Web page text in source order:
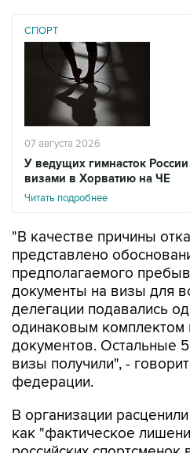
СПОРТ
07 августа 2026
У ведущих гимнасток
визами в Хорватию на ЧЕ
Читать подробнее
"В качестве причины
представлено
предполагаемого
документы на визы для
делегации подавались
одинаковым
документов. Остальные
визы получили", -
федерации.
В организации
как "фактическое